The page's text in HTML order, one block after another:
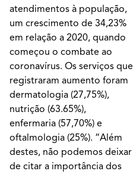
atendimentos à população,
um crescimento de 34,23%
em relação a 2020, quando
começou o combate ao
coronavírus. Os serviços que
registraram aumento foram
dermatologia (27,75%),
nutrição (63.65%),
enfermaria (57,70%) e
oftalmologia (25%). “Além
destes, não podemos deixar
de citar a importância dos